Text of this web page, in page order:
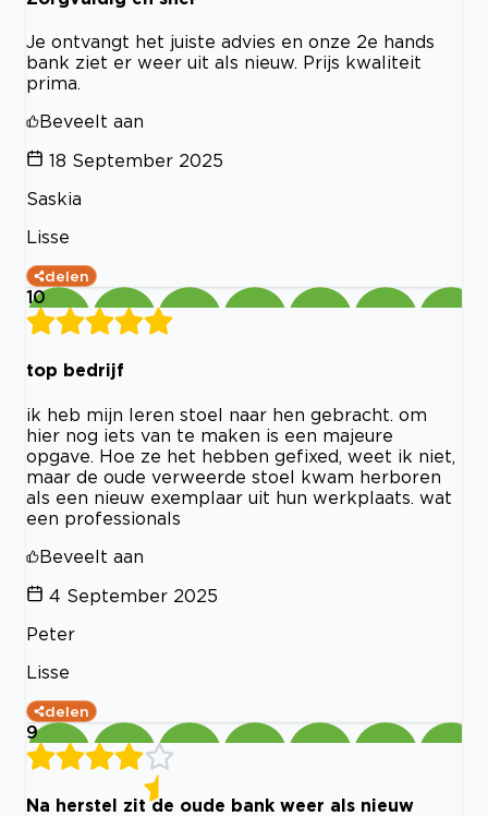
Je ontvangt het juiste advies en onze 2e hands
bank ziet er weer uit als nieuw. Prijs kwaliteit
prima.
Beveelt aan
18 September 2025
Saskia
Lisse
delen
10
top bedrijf
ik heb mijn leren stoel naar hen gebracht. om
hier nog iets van te maken is een majeure
opgave. Hoe ze het hebben gefixed, weet ik niet,
maar de oude verweerde stoel kwam herboren
als een nieuw exemplaar uit hun werkplaats. wat
een professionals
Beveelt aan
4 September 2025
Peter
Lisse
delen
9
Na herstel zit de oude bank weer als nieuw